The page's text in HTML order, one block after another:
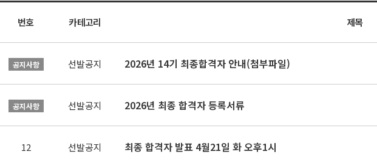
번호 카테고리 제목
공지사항 선발공지 2026년 14기 최종합격자 안내(첨부파일)
공지사항 선발공지 2026년 최종 합격자 등록서류
12 선발공지 최종 합격자 발표 4월21일 화 오후1시